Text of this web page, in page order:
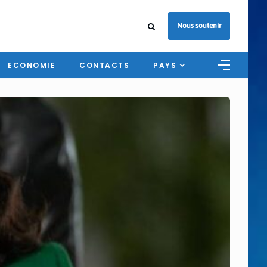
Nous soutenir
ECONOMIE CONTACTS PAYS